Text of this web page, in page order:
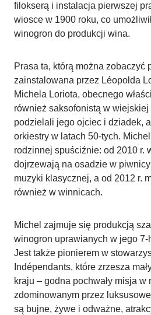
filokserą i instalacja pierwszej
wiosce w 1900 roku, co
winogron do produkcji wina.
Prasa ta, którą można zobaczyć
zainstalowana przez Léopolda
Michela Loriota, obecnego
również saksofonistą w
podzielali jego ojciec i dziadek,
orkiestry w latach 50-tych.
rodzinnej spuściźnie: od 2010 r.
dojrzewają na osadzie w
muzyki klasycznej, a od 2012 r.
również w winnicach.
Michel zajmuje się produkcją
winogron uprawianych w jego 7-
Jest także pionierem w
Indépendants, które zrzesza
kraju – godna pochwały misja w
zdominowanym przez
są bujne, żywe i odważne,